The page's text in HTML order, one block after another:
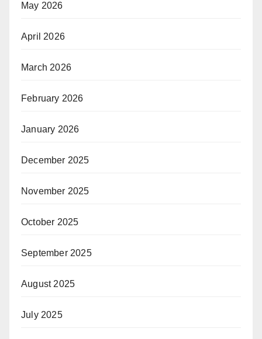
May 2026
April 2026
March 2026
February 2026
January 2026
December 2025
November 2025
October 2025
September 2025
August 2025
July 2025